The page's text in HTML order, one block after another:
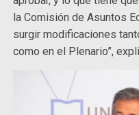
la Comisión de Asuntos
surgir modificaciones
como en el Plenario”,